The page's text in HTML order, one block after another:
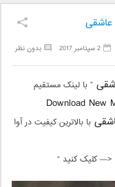
عاشقی
بدون نظر 2 سپتامبر 2017
” با لینک مستقیم
Download New
با بالاترین کیفیت در آوا
<— کلیک کنید “